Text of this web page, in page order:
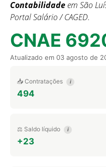
Contabilidadeem São
Portal Salário / CAGED.
CNAE
Atualizado em 03 agosto de
📥 Contratações i
494
⚖️ Saldo líquido i
+23